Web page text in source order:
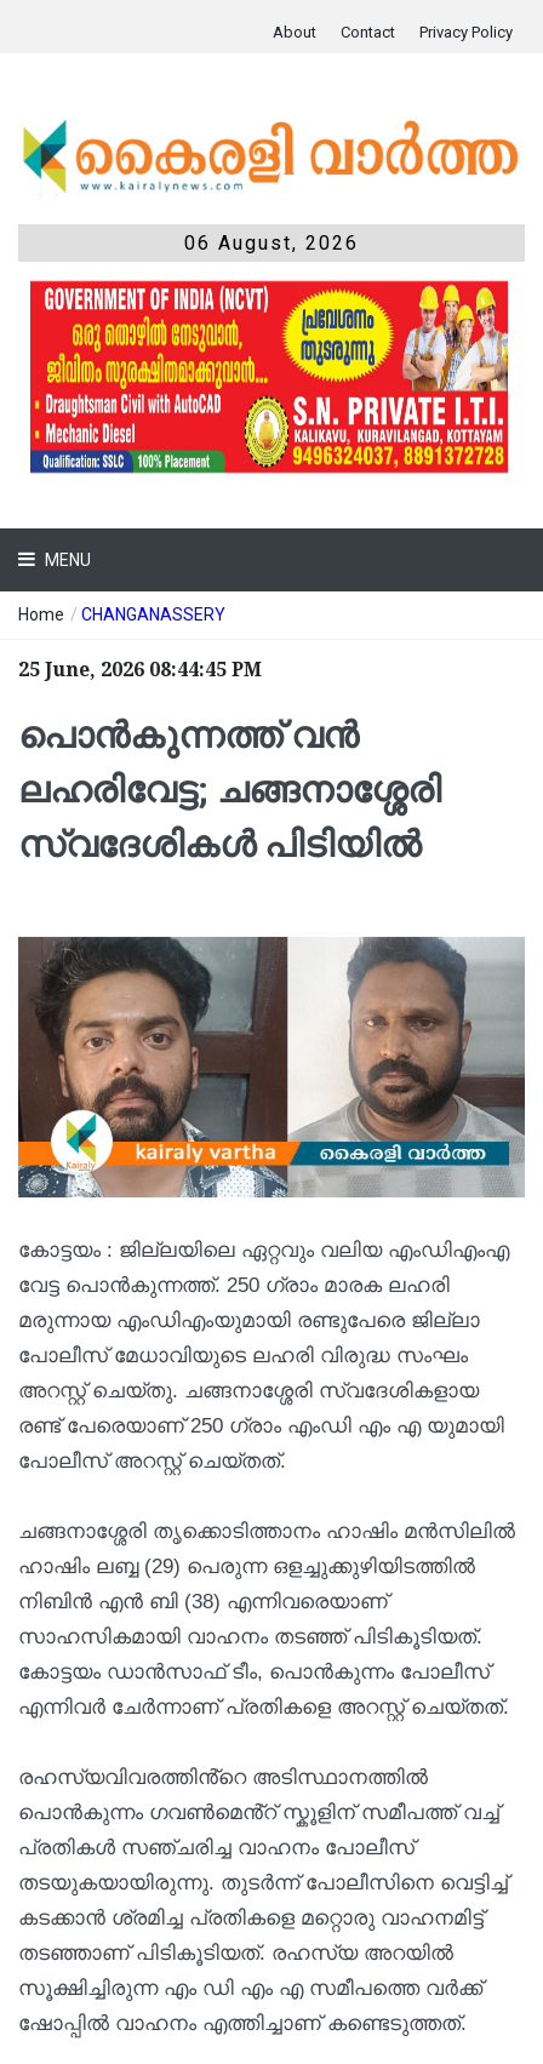
About Contact Privacy Policy
06 August, 2026
MENU
Home / CHANGANASSERY
25 June, 2026 08:44:45 PM
പൊൻകുന്നത്ത് വൻ
ലഹരിവേട്ട; ചങ്ങനാശ്ശേരി
സ്വദേശികൾ പിടിയിൽ
കോട്ടയം : ജില്ലയിലെ ഏറ്റവും വലിയ എംഡിഎംഎ
വേട്ട പൊൻകുന്നത്ത്. 250 ഗ്രാം മാരക ലഹരി
മരുന്നായ എംഡിഎംയുമായി രണ്ടുപേരെ ജില്ലാ
പോലീസ് മേധാവിയുടെ ലഹരി വിരുദ്ധ സംഘം
അറസ്റ്റ് ചെയ്തു. ചങ്ങനാശ്ശേരി സ്വദേശികളായ
രണ്ട് പേരെയാണ് 250 ഗ്രാം എംഡി എം എ യുമായി
പോലീസ് അറസ്റ്റ് ചെയ്തത്.
ചങ്ങനാശ്ശേരി തൃക്കൊടിത്താനം ഹാഷിം മൻസിലിൽ
ഹാഷിം ലബ്ബ (29) പെരുന്ന ഒളച്ചുക്കുഴിയിടത്തിൽ
നിബിൻ എൻ ബി (38) എന്നിവരെയാണ്
സാഹസികമായി വാഹനം തടഞ്ഞ് പിടികൂടിയത്.
കോട്ടയം ഡാൻസാഫ് ടീം, പൊൻകുന്നം പോലീസ്
എന്നിവർ ചേർന്നാണ് പ്രതികളെ അറസ്റ്റ് ചെയ്തത്.
രഹസ്യവിവരത്തിൻ്റെ അടിസ്ഥാനത്തിൽ
പൊൻകുന്നം ഗവൺമെൻ്റ് സ്കൂളിന് സമീപത്ത് വച്ച്
പ്രതികൾ സഞ്ചരിച്ച വാഹനം പോലീസ്
തടയുകയായിരുന്നു. തുടർന്ന് പോലീസിനെ വെട്ടിച്ച്
കടക്കാൻ ശ്രമിച്ച പ്രതികളെ മറ്റൊരു വാഹനമിട്ട്
തടഞ്ഞാണ് പിടികൂടിയത്. രഹസ്യ അറയിൽ
സൂക്ഷിച്ചിരുന്ന എം ഡി എം എ സമീപത്തെ വർക്ക്
ഷോപ്പിൽ വാഹനം എത്തിച്ചാണ് കണ്ടെടുത്തത്.